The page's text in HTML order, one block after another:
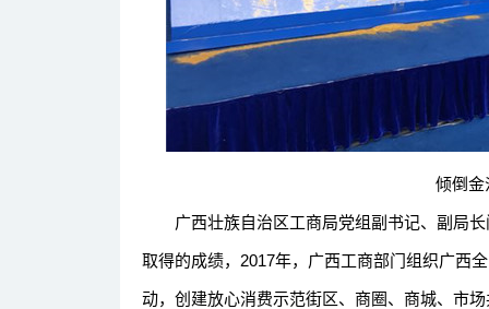
倾倒金沙
广西壮族自治区工商局党组副书记、副局长
取得的成绩，2017年，广西工商部门组织广西
动，创建放心消费示范街区、商圈、商城、市